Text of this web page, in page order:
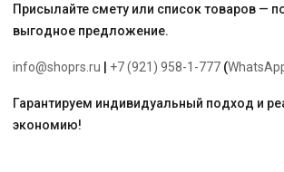
Присылайте смету или список товаров —
выгодное предложение.
info@shoprs.ru +7 (921) 958-1-777 (
Гарантируем индивидуальный подход и
экономию!